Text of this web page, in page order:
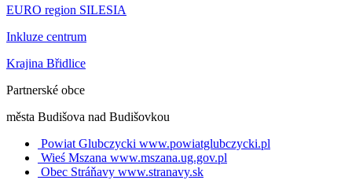
EURO region SILESIA
Inkluze centrum
Krajina Břidlice
Partnerské obce
města Budišova nad Budišovkou
Powiat Glubczycki www.powiatglubczycki.pl
Wieś Mszana www.mszana.ug.gov.pl
Obec Stráňavy www.stranavy.sk